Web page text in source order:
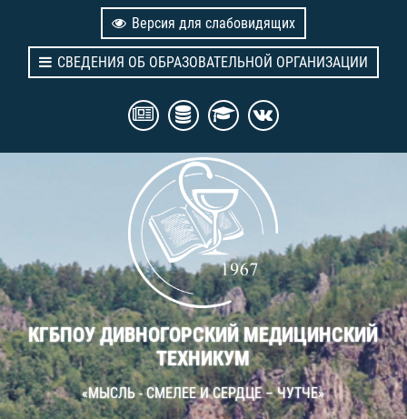
Версия для слабовидящих
СВЕДЕНИЯ ОБ ОБРАЗОВАТЕЛЬНОЙ ОРГАНИЗАЦИИ
КГБПОУ ДИВНОГОРСКИЙ МЕДИЦИНСКИЙ
ТЕХНИКУМ
«МЫСЛЬ - СМЕЛЕЕ И СЕРДЦЕ – ЧУТЧЕ»